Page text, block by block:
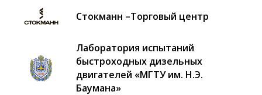
Стокманн –Торговый центр
Лаборатория испытаний
быстроходных дизельных
двигателей «МГТУ им. Н.Э.
Баумана»